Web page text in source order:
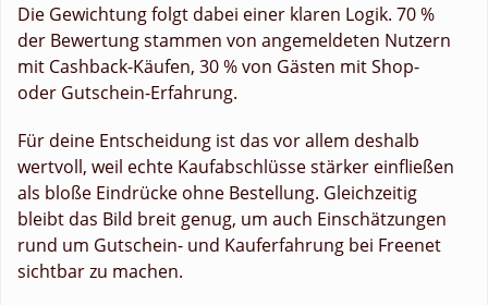
Die Gewichtung folgt dabei einer klaren Logik. 70 %
der Bewertung stammen von angemeldeten Nutzern
mit Cashback-Käufen, 30 % von Gästen mit Shop-
oder Gutschein-Erfahrung.
Für deine Entscheidung ist das vor allem deshalb
wertvoll, weil echte Kaufabschlüsse stärker einfließen
als bloße Eindrücke ohne Bestellung. Gleichzeitig
bleibt das Bild breit genug, um auch Einschätzungen
rund um Gutschein- und Kauferfahrung bei Freenet
sichtbar zu machen.